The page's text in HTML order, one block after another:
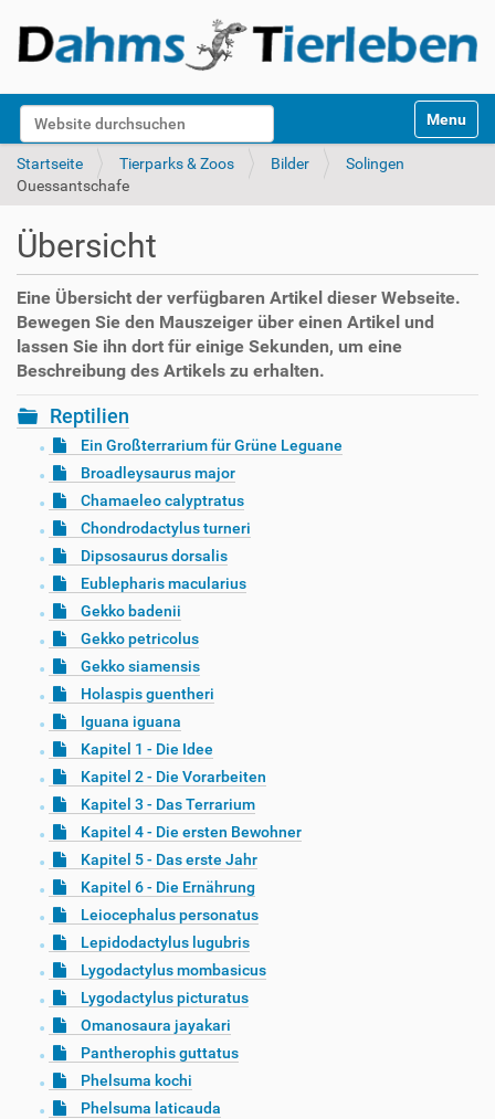
Website durchsuchen
k
Toggle
Startseite Tierparks & Zoos Bilder
Solingen
Ouessantschafe
Übersicht
Eine Übersicht der verfügbaren Artikel dieser Webseite.
Bewegen Sie den Mauszeiger über einen Artikel und
lassen Sie ihn dort für einige Sekunden, um eine
Beschreibung des Artikels zu erhalten.
Reptilien
Ein Großterrarium für Grüne Leguane
Broadleysaurus major
Chamaeleo calyptratus
Chondrodactylus turneri
Dipsosaurus dorsalis
Eublepharis macularius
Gekko badenii
Gekko petricolus
Gekko siamensis
Holaspis guentheri
Iguana iguana
Kapitel 1 - Die Idee
Kapitel 2 - Die Vorarbeiten
Kapitel 3 - Das Terrarium
Kapitel 4 - Die ersten Bewohner
Kapitel 5 - Das erste Jahr
Kapitel 6 - Die Ernährung
Leiocephalus personatus
Lepidodactylus lugubris
Lygodactylus mombasicus
Lygodactylus picturatus
Omanosaura jayakari
Pantherophis guttatus
Phelsuma kochi
Phelsuma laticauda